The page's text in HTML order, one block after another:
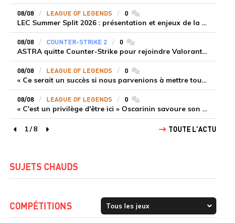
08/08 LEAGUE OF LEGENDS 0commentaires
LEC Summer Split 2026 : présentation et enjeux de la troisième semaine de compétition
08/08 COUNTER-STRIKE 2 0commentaires
ASTRA quitte Counter-Strike pour rejoindre Valorant et la scène compétitive Game Changers
08/08 LEAGUE OF LEGENDS 0commentaires
« Ce serait un succès si nous parvenions à mettre tous les joueurs à niveau pour espérer atteindre les playoffs », Nukeduck et Mithy après la victoire de Team Heretics
08/08 LEAGUE OF LEGENDS 0commentaires
« C'est un privilège d'être ici » Oscarinin savoure son retour en LEC et prépare sa revanche
page précédente
1/8
page suivante
TOUTE L'ACTU
SUJETS CHAUDS
COMPÉTITIONS